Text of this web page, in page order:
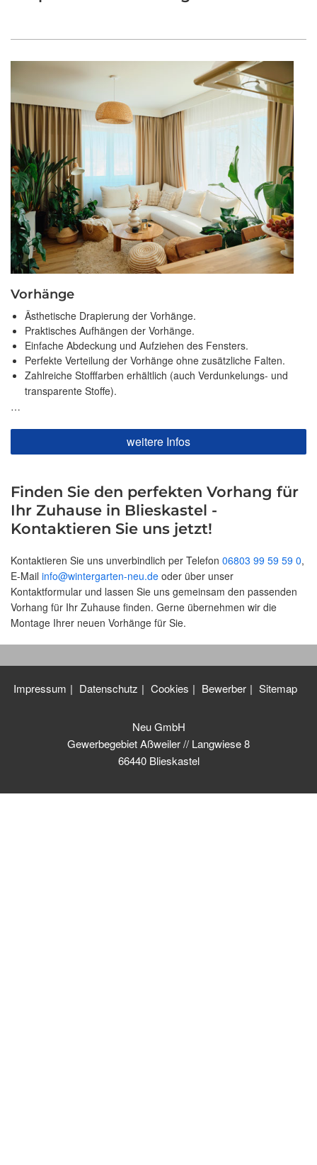
Vorhänge
Ästhetische Drapierung der Vorhänge.
Praktisches Aufhängen der Vorhänge.
Einfache Abdeckung und Aufziehen des Fensters.
Perfekte Verteilung der Vorhänge ohne zusätzliche Falten.
Zahlreiche Stofffarben erhältlich (auch Verdunkelungs- und
transparente Stoffe).
…
weitere Infos
Finden Sie den perfekten Vorhang für
Ihr Zuhause in Blieskastel -
Kontaktieren Sie uns jetzt!
Kontaktieren Sie uns unverbindlich per Telefon 06803 99 59 59 0,
E-Mail info@wintergarten-neu.de oder über unser
Kontaktformular und lassen Sie uns gemeinsam den passenden
Vorhang für Ihr Zuhause finden. Gerne übernehmen wir die
Montage Ihrer neuen Vorhänge für Sie.
Impressum Datenschutz Cookies Bewerber Sitemap
Neu GmbH
Gewerbegebiet Aßweiler // Langwiese 8
66440 Blieskastel